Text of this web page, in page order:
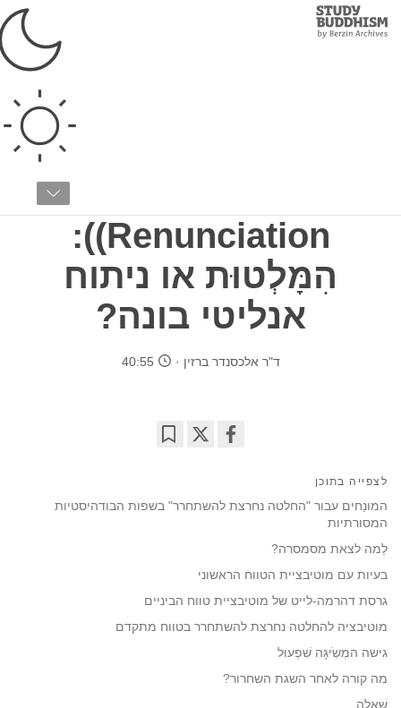
Study
Buddhism
Renunciation)):
הִמָּלְטוּת או ניתוח
אנליטי בונה?
ד"ר אלכסנדר ברזין 40:55
facebook
לצפייה בתוכן
המונַחים עבור "החלטה נחרצת להשתחרר" בשפות הבודהיסטיות
המסורתיות
לַמה לצאת מסמסרה?
בעיות עם מוטיבציית הטווח הראשוני
גרסת דהרמה-לייט של מוטיבציית טווח הביניים
מוטיבציה להחלטה נחרצת להשתחרר בטווח מתקדם
גישה המְשִֹיגָה שִׁפְעוּל
מה קורה לאחר השגת השחרור?
שְׁאֵלָה